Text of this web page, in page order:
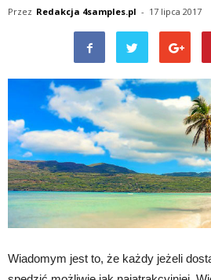
Przez Redakcja 4samples.pl - 17 lipca 2017
Wiadomym jest to, że każdy jeżeli